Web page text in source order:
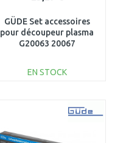
GÜDE Set accessoires
pour découpeur plasma
G20063 20067
EN STOCK